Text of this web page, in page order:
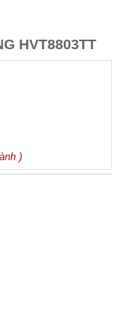
HVT8803TT
)